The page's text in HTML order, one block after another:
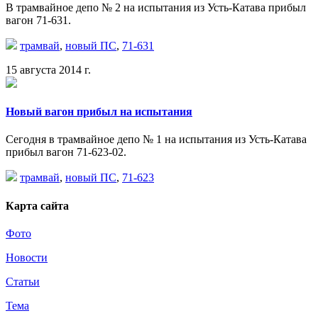
В трамвайное депо № 2 на испытания из Усть-Катава прибыл
вагон 71-631.
трамвай, новый ПС, 71-631
15 августа 2014 г.
Новый вагон прибыл на испытания
Сегодня в трамвайное депо № 1 на испытания из Усть-Катава
прибыл вагон 71-623-02.
трамвай, новый ПС, 71-623
Карта сайта
Фото
Новости
Статьи
Тема